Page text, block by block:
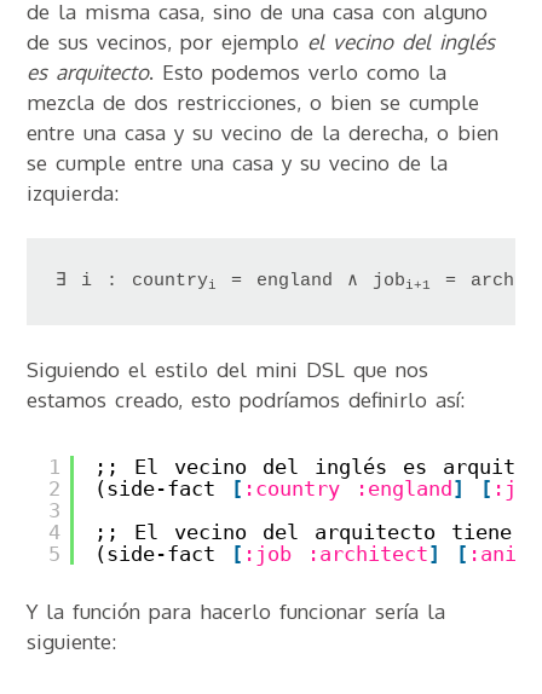
de la misma casa, sino de una casa con alguno
de sus vecinos, por ejemplo el vecino del inglés
es arquitecto. Esto podemos verlo como la
mezcla de dos restricciones, o bien se cumple
entre una casa y su vecino de la derecha, o bien
se cumple entre una casa y su vecino de la
izquierda:
∃ i : countryi = england ∧ jobi+1 =
Siguiendo el estilo del mini DSL que nos
estamos creado, esto podríamos definirlo así:
1
2
3
4
5
;; El vecino del inglés es
(side-fact
[ :country :england ] [ :job
;; El vecino del arquitecto tiene
(side-fact
[ :job :architect] [
Y la función para hacerlo funcionar sería la
siguiente: